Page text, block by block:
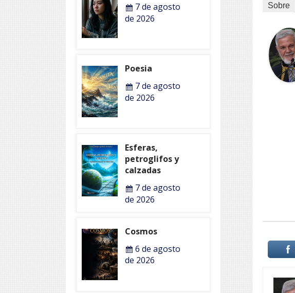
Sobre
7 de agosto
de 2026
Poesia
7 de agosto
de 2026
Esferas,
petroglifos y
calzadas
7 de agosto
de 2026
Cosmos
6 de agosto
de 2026